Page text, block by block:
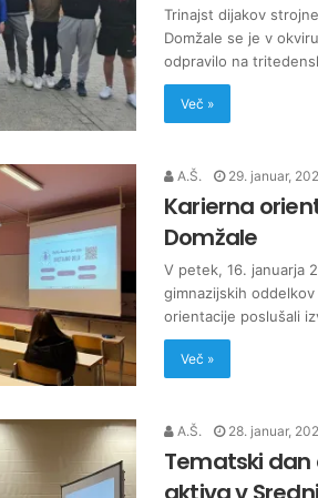
Trinajst dijakov
Domžale se je v
odpravilo na
Več »
A.Š. 29. januar,
Karierna
Domžale
V petek, 16. januarja
gimnazijskih
orientacije poslušali
Več »
A.Š. 28. januar,
Tematski